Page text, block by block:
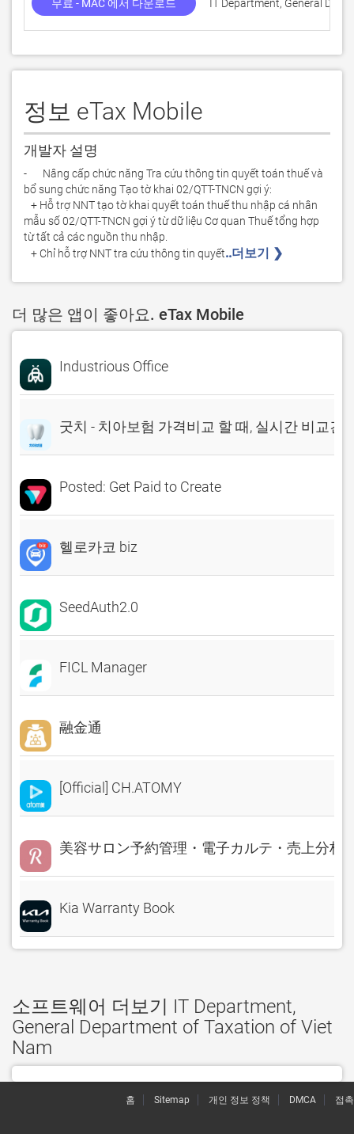
무료 - MAC 에서 다운로드 IT Department, General
정보 eTax Mobile
개발자 설명
-	Nâng cấp chức năng Tra cứu thông tin quyết toán thuế và
bổ sung chức năng Tạo tờ khai 02/QTT-TNCN gợi ý:
mẫu số 02/QTT-TNCN gợi ý từ dữ liệu Cơ quan Thuế tổng hợp
từ tất cả các nguồn thu nhập.
   + Chỉ hỗ trợ NNT tra cứu thông tin quyết
..더보기 ❯
더 많은 앱이 좋아요. eTax Mobile
Industrious Office
굿치 - 치아보험 가격비교 할 때, 실시간 비교견
Posted: Get Paid to Create
헬로카코 biz
SeedAuth2.0
FICL Manager
融金通
[Official] CH.ATOMY
美容サロン予約管理・電子カルテ・売上分析
Kia Warranty Book
소프트웨어 더보기 IT Department,
General Department of Taxation of Viet
Nam
홈 Sitemap 개인 정보 정책 DMCA 접촉